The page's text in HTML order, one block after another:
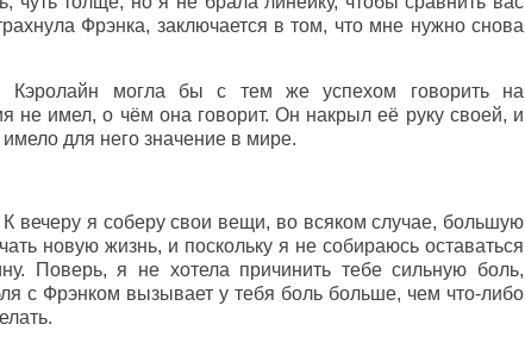
Фрэнка, заключается в том, что мне нужно снова
Кэролайн могла бы с тем же успехом говорить на
не имел, о чём она говорит. Он накрыл её руку своей, и
для него значение в мире.
я соберу свои вещи, во всяком случае, большую
новую жизнь, и поскольку я не собираюсь оставаться
Поверь, я не хотела причинить тебе сильную боль,
с Фрэнком вызывает у тебя боль больше, чем что-либо